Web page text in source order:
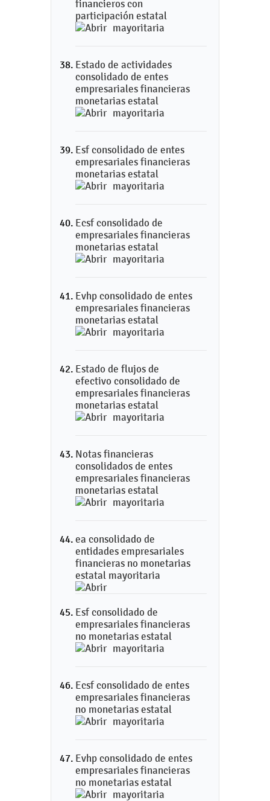
financieros con
participación estatal
mayoritaria
Estado de actividades
consolidado de entes
empresariales financieras
monetarias estatal
mayoritaria
Esf consolidado de entes
empresariales financieras
monetarias estatal
mayoritaria
Ecsf consolidado de
empresariales financieras
monetarias estatal
mayoritaria
Evhp consolidado de entes
empresariales financieras
monetarias estatal
mayoritaria
Estado de flujos de
efectivo consolidado de
empresariales financieras
monetarias estatal
mayoritaria
Notas financieras
consolidados de entes
empresariales financieras
monetarias estatal
mayoritaria
ea consolidado de
entidades empresariales
financieras no monetarias
estatal mayoritaria
Esf consolidado de
empresariales financieras
no monetarias estatal
mayoritaria
Ecsf consolidado de entes
empresariales financieras
no monetarias estatal
mayoritaria
Evhp consolidado de entes
empresariales financieras
no monetarias estatal
mayoritaria